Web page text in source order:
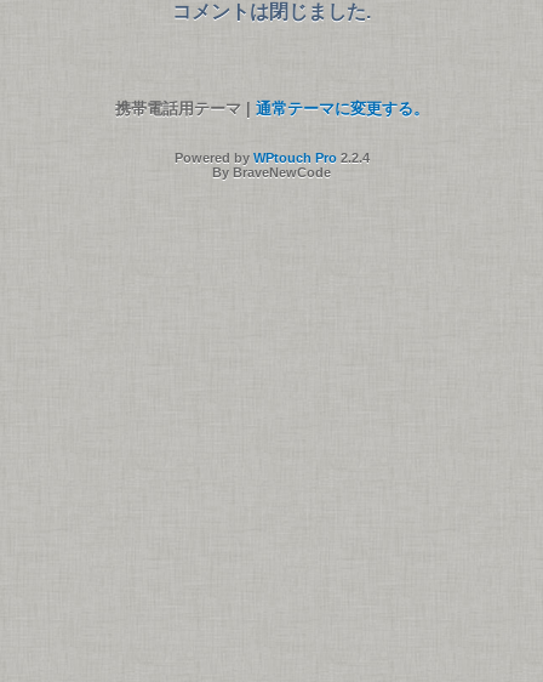
コメントは閉じました.
携帯電話用テーマ | 通常テーマに変更する。
Powered by WPtouch Pro2.2.4
By BraveNewCode